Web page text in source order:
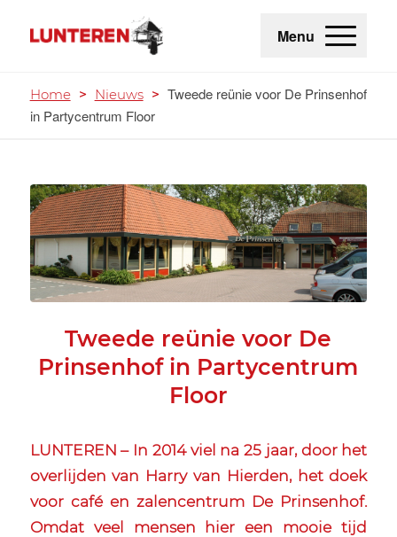
Menu
Home > Nieuws > Tweede reünie voor De Prinsenhof
in Partycentrum Floor
Tweede reünie voor De
Prinsenhof in Partycentrum
Floor
LUNTEREN – In 2014 viel na 25 jaar, door het
overlijden van Harry van Hierden, het doek
voor café en zalencentrum De Prinsenhof.
Omdat veel mensen hier een mooie tijd